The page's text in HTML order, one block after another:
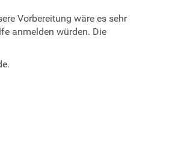
Vorbereitung wäre es sehr
anmelden würden. Die